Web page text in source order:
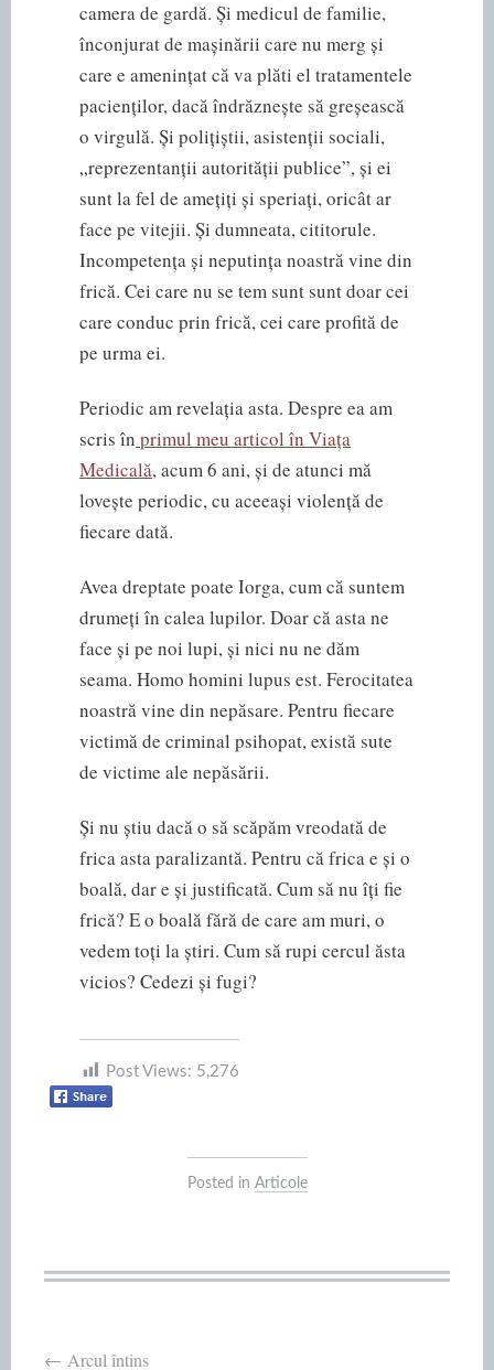
camera de gardă. Și medicul de familie,
înconjurat de mașinării care nu merg și
care e amenințat că va plăti el tratamentele
pacienților, dacă îndrăznește să greșească
o virgulă. Și polițiștii, asistenții sociali,
„reprezentanții autorității publice”, și ei
sunt la fel de amețiți și speriați, oricât ar
face pe vitejii. Și dumneata, cititorule.
Incompetența și neputința noastră vine din
frică. Cei care nu se tem sunt sunt doar cei
care conduc prin frică, cei care profită de
pe urma ei.
Periodic am revelația asta. Despre ea am
scris în primul meu articol în Viața
Medicală, acum 6 ani, și de atunci mă
lovește periodic, cu aceeași violență de
fiecare dată.
Avea dreptate poate Iorga, cum că suntem
drumeți în calea lupilor. Doar că asta ne
face și pe noi lupi, și nici nu ne dăm
seama. Homo homini lupus est. Ferocitatea
noastră vine din nepăsare. Pentru fiecare
victimă de criminal psihopat, există sute
de victime ale nepăsării.
Și nu știu dacă o să scăpăm vreodată de
frica asta paralizantă. Pentru că frica e și o
boală, dar e și justificată. Cum să nu îți fie
frică? E o boală fără de care am muri, o
vedem toți la știri. Cum să rupi cercul ăsta
vicios? Cedezi și fugi?
Post Views: 5,276
Posted in Articole
← Arcul întins